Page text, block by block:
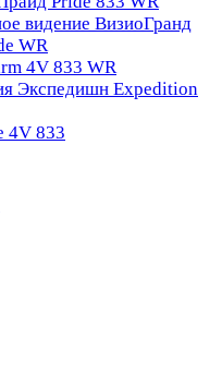
видение ВизиоГранд
WR
4V 833 WR
Экспедишн Expedition
4V 833